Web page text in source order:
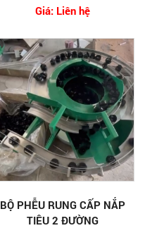
Giá: Liên hệ
BỘ PHỄU RUNG CẤP NẮP
TIÊU 2 ĐƯỜNG